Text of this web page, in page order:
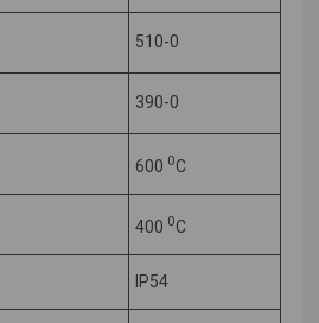
510-0
390-0
600 0C
400 0C
IP54